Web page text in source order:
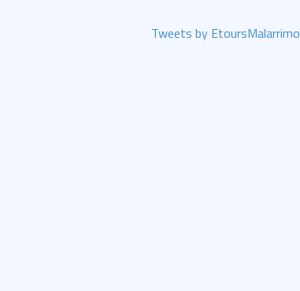
Tweets by EtoursMalarrimo